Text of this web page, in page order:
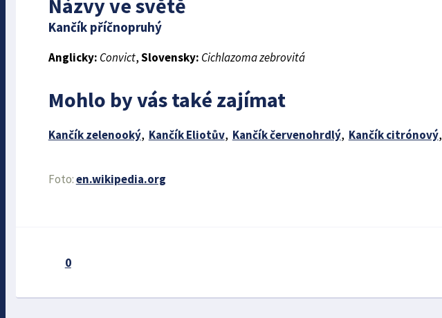
Názvy ve světě
Kančík příčnopruhý
Anglicky: Convict,Slovensky: Cichlazoma zebrovitá
Mohlo by vás také zajímat
Kančík zelenooký, Kančík Eliotův, Kančík červenohrdlý, Kančík citrónový,
Foto:en.wikipedia.org
0